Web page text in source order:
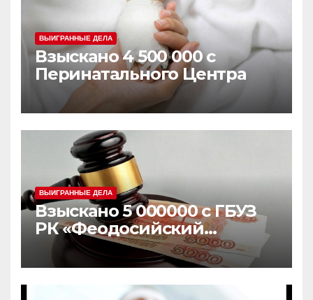
ВЫИГРАННЫЕ ДЕЛА
Взыскано 4 500 000 с
Перинатального Центра
ВЫИГРАННЫЕ ДЕЛА
Взыскано 5 000000 с ГБУЗ
РК «Феодосийский
медицинский центр» и с
ГБУЗ РК
«Симферопольская